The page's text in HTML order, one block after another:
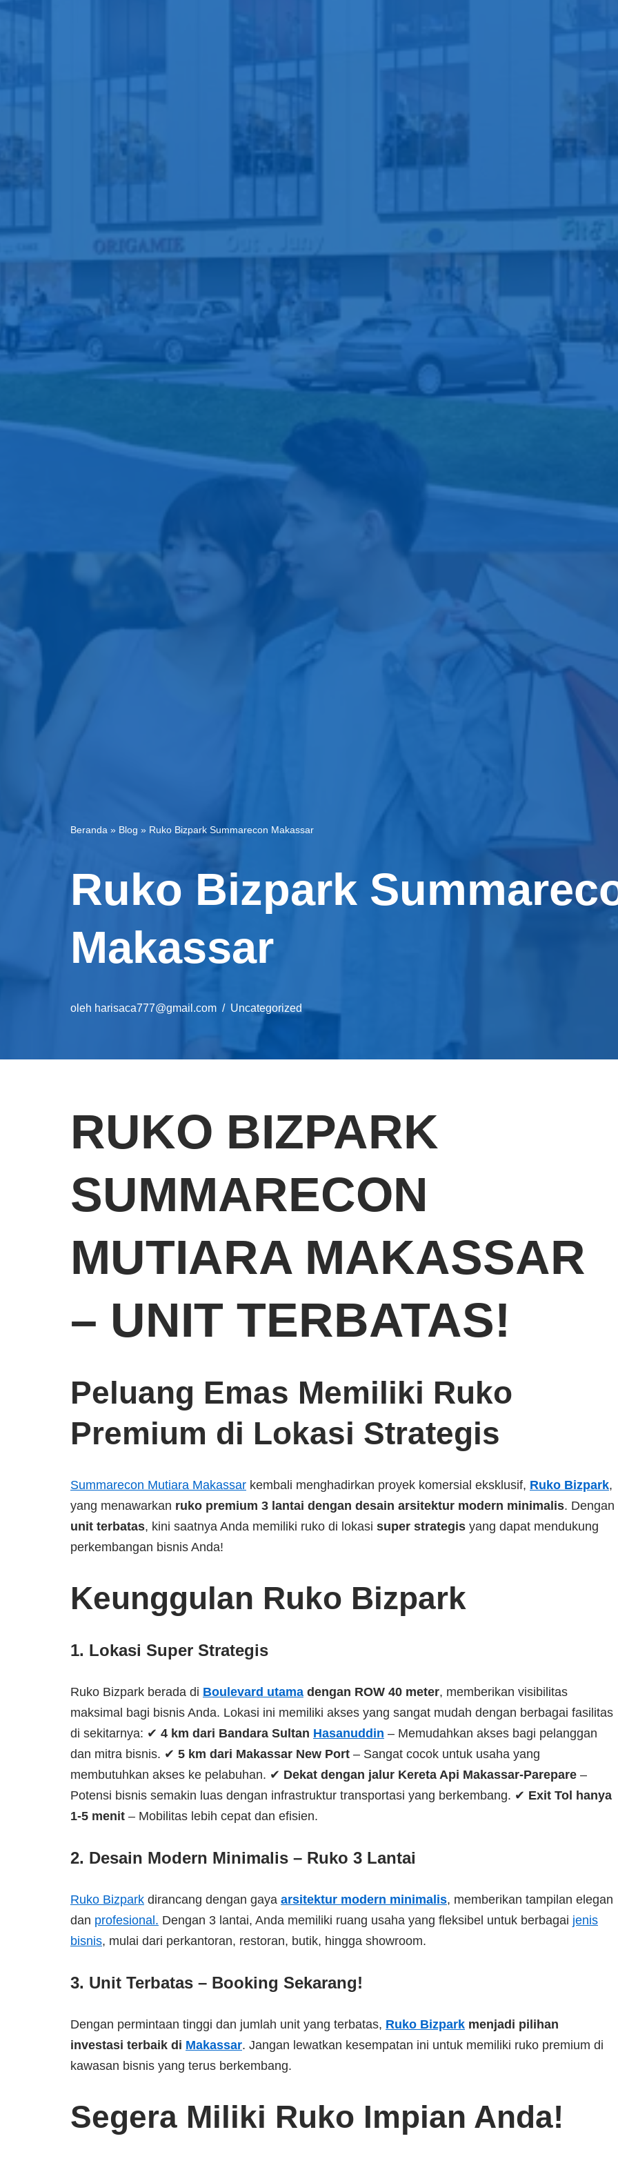
Beranda » Blog » Ruko Bizpark Summarecon Makassar
Ruko Bizpark
Makassar
oleh harisaca777@gmail.com Uncategorized
RUKO BIZPARK
SUMMARECON
MUTIARA MAKASSAR
– UNIT TERBATAS!
Peluang Emas Memiliki Ruko
Premium di Lokasi Strategis
Summarecon Mutiara Makassar kembali menghadirkan proyek komersial eksklusif, Ruko Bizpark,
yang menawarkan ruko premium 3 lantai dengan desain arsitektur modern minimalis. Dengan
unit terbatas, kini saatnya Anda memiliki ruko di lokasi super strategis yang dapat mendukung
perkembangan bisnis Anda!
Keunggulan Ruko Bizpark
1. Lokasi Super Strategis
Ruko Bizpark berada di Boulevard utama dengan ROW 40 meter, memberikan visibilitas
maksimal bagi bisnis Anda. Lokasi ini memiliki akses yang sangat mudah dengan berbagai fasilitas
di sekitarnya: ✔ 4 km dari Bandara Sultan Hasanuddin – Memudahkan akses bagi pelanggan
dan mitra bisnis. ✔ 5 km dari Makassar New Port – Sangat cocok untuk usaha yang
membutuhkan akses ke pelabuhan. ✔ Dekat dengan jalur Kereta Api Makassar-Parepare –
Potensi bisnis semakin luas dengan infrastruktur transportasi yang berkembang. ✔ Exit Tol hanya
1-5 menit – Mobilitas lebih cepat dan efisien.
2. Desain Modern Minimalis – Ruko 3 Lantai
Ruko Bizpark dirancang dengan gaya arsitektur modern minimalis, memberikan tampilan elegan
dan profesional. Dengan 3 lantai, Anda memiliki ruang usaha yang fleksibel untuk berbagai jenis
bisnis, mulai dari perkantoran, restoran, butik, hingga showroom.
3. Unit Terbatas – Booking Sekarang!
Dengan permintaan tinggi dan jumlah unit yang terbatas, Ruko Bizpark menjadi pilihan
investasi terbaik di Makassar. Jangan lewatkan kesempatan ini untuk memiliki ruko premium di
kawasan bisnis yang terus berkembang.
Segera Miliki Ruko Impian Anda!